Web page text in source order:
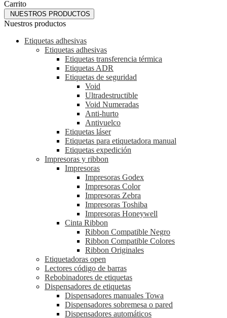
Carrito
NUESTROS PRODUCTOS
Nuestros productos
Etiquetas adhesivas
Etiquetas adhesivas
Etiquetas transferencia térmica
Etiquetas ADR
Etiquetas de seguridad
Void
Ultradestructible
Void Numeradas
Anti-hurto
Antivuelco
Etiquetas láser
Etiquetas para etiquetadora manual
Etiquetas expedición
Impresoras y ribbon
Impresoras
Impresoras Godex
Impresoras Color
Impresoras Zebra
Impresoras Toshiba
Impresoras Honeywell
Cinta Ribbon
Ribbon Compatible Negro
Ribbon Compatible Colores
Ribbon Originales
Etiquetadoras open
Lectores código de barras
Rebobinadores de etiquetas
Dispensadores de etiquetas
Dispensadores manuales Towa
Dispensadores sobremesa o pared
Dispensadores automáticos